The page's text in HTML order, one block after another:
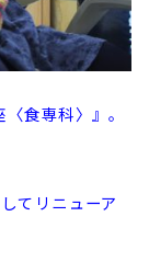
食専科〉』。
てリニューア